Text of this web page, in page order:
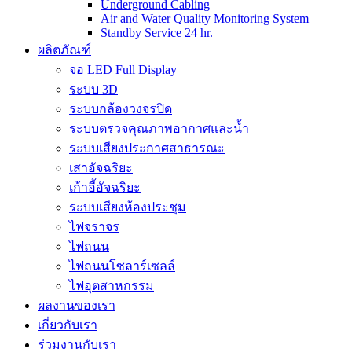
Underground Cabling
Air and Water Quality Monitoring System
Standby Service 24 hr.
ผลิตภัณฑ์
จอ LED Full Display
ระบบ 3D
ระบบกล้องวงจรปิด
ระบบตรวจคุณภาพอากาศและน้ำ
ระบบเสียงประกาศสาธารณะ
เสาอัจฉริยะ
เก้าอี้อัจฉริยะ
ระบบเสียงห้องประชุม
ไฟจราจร
ไฟถนน
ไฟถนนโซลาร์เซลล์
ไฟอุตสาหกรรม
ผลงานของเรา
เกี่ยวกับเรา
ร่วมงานกับเรา